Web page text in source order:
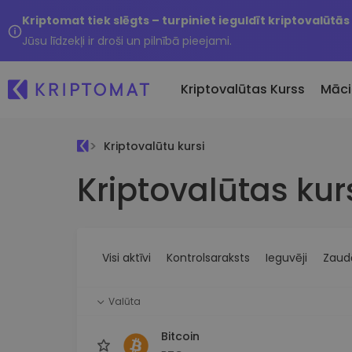
Kriptomat tiek slēgts – turpiniet ieguldīt kriptovalūtās
Jūsu līdzekļi ir droši un pilnībā pieejami.
Kriptovalūtas Kurss
Visas cenas
Vairāk nekā 300 kriptovalūtu Nesen
Pērciet vairāk nekā 300
kriptovalūtas
iespējas
Kriptovalūtu kursi
Kriptovalūtas
Visi aktīvi Kontrolsaraksts Ieguvēji
Valūta
Bitcoin